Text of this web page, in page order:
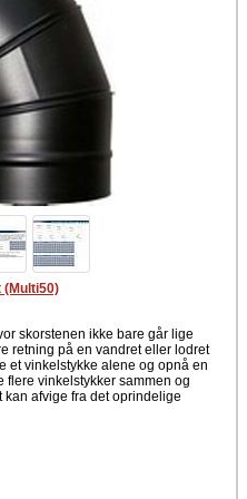
(Multi50)
skorstenen ikke bare går lige
retning på en vandret eller lodret
et vinkelstykke alene og opnå en
flere vinkelstykker sammen og
kan afvige fra det oprindelige